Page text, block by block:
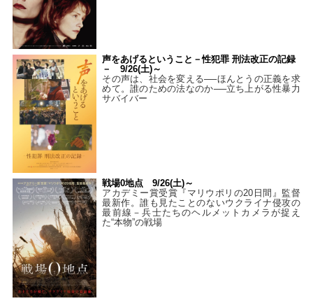
声をあげるということ－性犯罪 刑法改正の記録
－ 9/26(土)～
その声は、社会を変える──ほんとうの正義を求
めて。誰のための法なのか──立ち上がる性暴力
サバイバー
戦場0地点 9/26(土)～
アカデミー賞受賞『マリウポリの20日間』監督
最新作。誰も見たことのないウクライナ侵攻の
最前線－兵士たちのヘルメットカメラが捉え
た“本物”の戦場